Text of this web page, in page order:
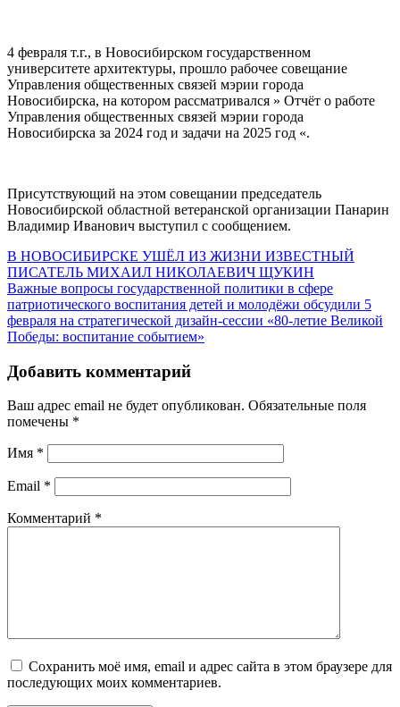
4 февраля т.г., в Новосибирском государственном
университете архитектуры, прошло рабочее совещание
Управления общественных связей мэрии города
Новосибирска, на котором рассматривался » Отчёт о работе
Управления общественных связей мэрии города
Новосибирска за 2024 год и задачи на 2025 год «.
Присутствующий на этом совещании председатель
Новосибирской областной ветеранской организации Панарин
Владимир Иванович выступил с сообщением.
В НОВОСИБИРСКЕ УШЁЛ ИЗ ЖИЗНИ ИЗВЕСТНЫЙ
ПИСАТЕЛЬ МИХАИЛ НИКОЛАЕВИЧ ЩУКИН
Важные вопросы государственной политики в сфере
патриотического воспитания детей и молодёжи обсудили 5
февраля на стратегической дизайн-сессии «80-летие Великой
Победы: воспитание событием»
Добавить комментарий
Ваш адрес email не будет опубликован. Обязательные поля
помечены *
Имя *
Email *
Комментарий *
Сохранить моё имя, email и адрес сайта в этом браузере для
последующих моих комментариев.